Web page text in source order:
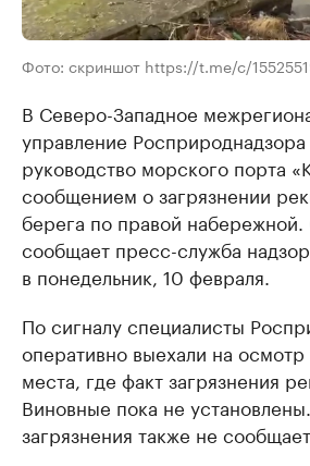
Фото: скриншот https://t.me/c/
В Северо-Западное
управление
руководство морского порта
сообщением о загрязнении
берега по правой
сообщает пресс-служба
в понедельник, 10 февраля.
По сигналу специалисты
оперативно выехали на осмотр
места, где факт загрязнения
Виновные пока не
загрязнения также не